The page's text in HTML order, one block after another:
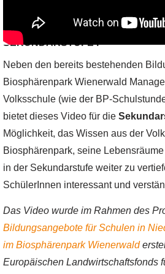
ERWEITERUNG DES ANGEBOTS
SEKUNDARSTUFE I
Neben den bereits bestehenden
Biosphärenpark Wienerwald
Volksschule (wie der BP-
bietet dieses Video für die
Möglichkeit, das Wissen aus der
Biosphärenpark, seine
in der Sekundarstufe weiter zu
SchülerInnen interessant und
Das Video wurde im Rahmen des
Bildungsangebote für Schulen in
im Biosphärenpark Wienerwald
Europäischen Landwirtschaftsfonds